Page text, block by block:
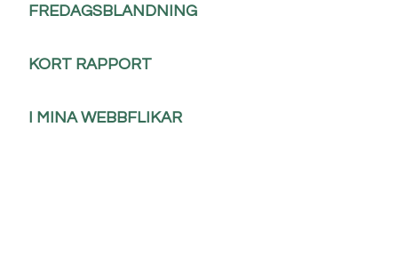
FREDAGSBLANDNING
KORT RAPPORT
I MINA WEBBFLIKAR